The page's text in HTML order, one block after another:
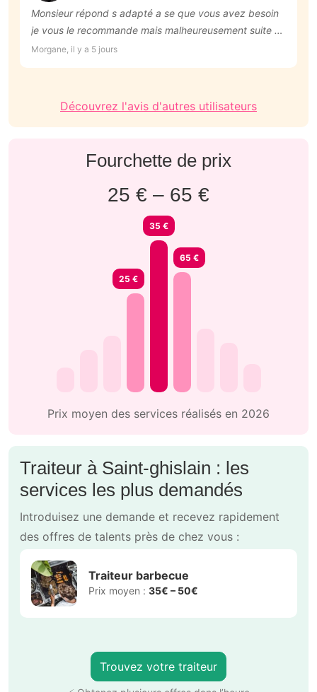
Monsieur répond s adapté a se que vous avez besoin
je vous le recommande mais malheureusement suite a l
événement de notre mariage on a du annuler et ln es
Morgane, il y a 5 jours
Découvrez l'avis d'autres utilisateurs
Fourchette de prix
25 € – 65 €
25 €
35 €
65 €
Prix moyen des services réalisés en 2026
Traiteur à Saint-ghislain : les
services les plus demandés
Introduisez une demande et recevez rapidement
des offres de talents près de chez vous :
Traiteur barbecue
Prix moyen : 35€ – 50€
Trouvez votre traiteur